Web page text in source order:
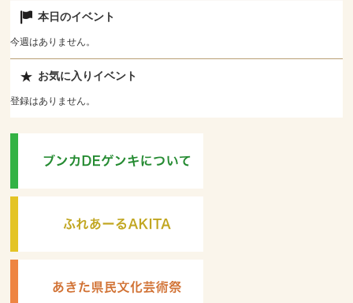
本日のイベント
今週はありません。
お気に入りイベント
登録はありません。